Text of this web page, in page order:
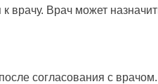
врачу. Врач может
согласования с врачом.